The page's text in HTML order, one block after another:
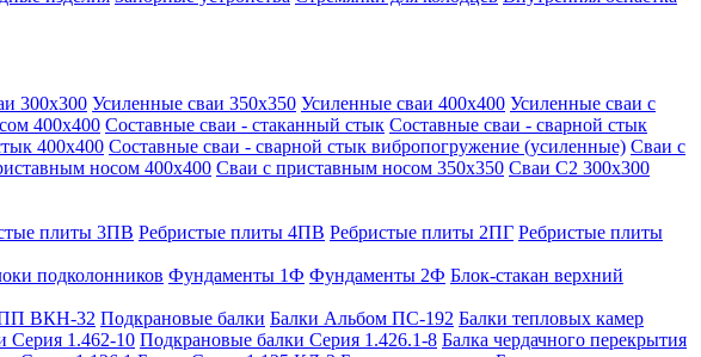
300х300 Усиленные сваи 350х350 Усиленные сваи 400х400 Усиленные сваи с
400х400 Составные сваи - стаканный стык Составные сваи - сварной стык
400х400 Составные сваи - сварной стык вибропогружение (усиленные) Сваи с
носом 400х400 Сваи с приставным носом 350х350 Сваи С2 300х300
плиты 3ПВ Ребристые плиты 4ПВ Ребристые плиты 2ПГ Ребристые плиты
подколонников Фундаменты 1Ф Фундаменты 2Ф Блок-стакан верхний
ПП ВКН-32 Подкрановые балки Балки Альбом ПС-192 Балки тепловых камер
Серия 1.462-10 Подкрановые балки Серия 1.426.1-8 Балка чердачного перекрытия